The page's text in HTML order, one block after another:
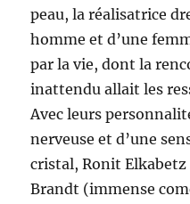
peau, la réalisatrice
homme et d’une
par la vie, dont la
inattendu allait les
Avec leurs
nerveuse et d’une
cristal, Ronit
Brandt (immense